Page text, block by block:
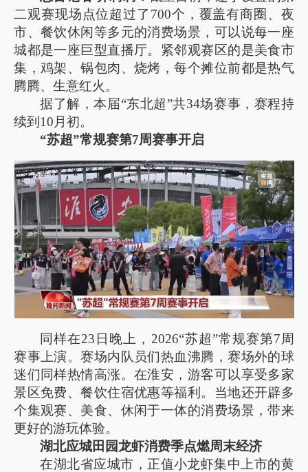
二观赛现场点位超过了700个，覆盖有商圈、夜
市、餐饮休闲等多元的消费场景，可以说每一座
城都是一座巨型直播厅。紧邻观赛区的是美食市
集，鸡架、锅包肉、烧烤，每个摊位前都是热气
腾腾、生意红火。
据了解，本届“东北超”共34场赛事，赛程持
续到10月初。
“苏超”常规赛第7周赛事开启
同样在23日晚上，2026“苏超”常规赛第7周
赛事上演。赛场内队员们热血沸腾，赛场外的球
迷们同样热情高涨。在淮安，游客可以享受多家
景区免费、餐饮住宿优惠等福利。当地还开辟多
个集观赛、美食、休闲于一体的消费场景，带来
更好的游玩体验。
湖北应城田园龙虾消费季点燃周末经济
在湖北省应城市，正值小龙虾集中上市的黄